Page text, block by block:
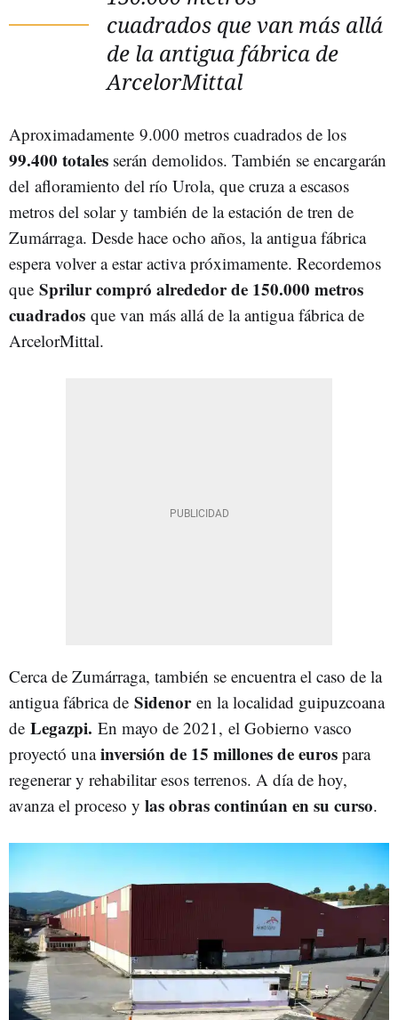
cuadrados que van más allá
de la antigua fábrica de
ArcelorMittal
Aproximadamente 9.000 metros cuadrados de los
99.400 totales serán demolidos. También se encargarán
del afloramiento del río Urola, que cruza a escasos
metros del solar y también de la estación de tren de
Zumárraga. Desde hace ocho años, la antigua fábrica
espera volver a estar activa próximamente. Recordemos
que Sprilur compró alrededor de 150.000 metros
cuadrados que van más allá de la antigua fábrica de
ArcelorMittal.
Cerca de Zumárraga, también se encuentra el caso de la
antigua fábrica de Sidenoren la localidad guipuzcoana
de Legazpi. En mayo de 2021, el Gobierno vasco
proyectó unainversión de 15 millones de euros para
regenerar y rehabilitar esos terrenos. A día de hoy,
avanza el proceso y las obras continúan en su curso.